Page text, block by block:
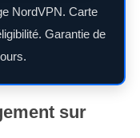
NordVPN. Carte
Garantie de
sur